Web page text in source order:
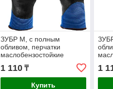
ЗУБР M, с полным
обливом, перчатки
маслобензостойкие
тонкие ПНО-13 11279-M
1 110₸
Купить
1